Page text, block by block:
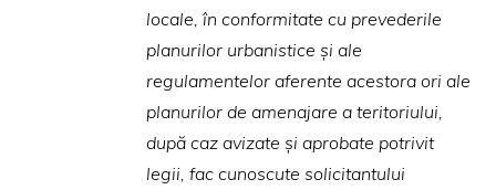
locale, în conformitate cu prevederile
planurilor urbanistice şi ale
regulamentelor aferente acestora ori ale
planurilor de amenajare a teritoriului,
după caz avizate şi aprobate potrivit
legii, fac cunoscute solicitantului